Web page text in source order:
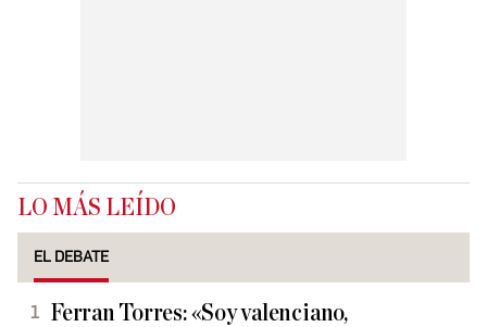
LO MÁS LEÍDO
EL DEBATE
Ferran Torres: «Soy valenciano,